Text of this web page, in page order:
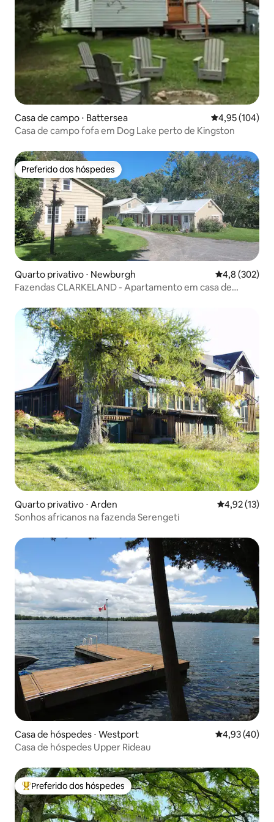
Casa de campo ⋅ Battersea 4,95 de uma
4,95 (104)
Casa de campo fofa em Dog Lake perto de Kingston
Preferido dos hóspedes
Preferido dos hóspedes
Quarto privativo ⋅ Newburgh 4,8 de uma
4,8 (302)
Fazendas CLARKELAND - Apartamento em casa de
Quarto privativo ⋅ Arden 4,92 de uma
4,92 (13)
Sonhos africanos na fazenda Serengeti
Casa de hóspedes ⋅ Westport 4,93 de uma
4,93 (40)
Casa de hóspedes Upper Rideau
Entre os melhores preferidos dos hóspedes
Preferido dos hóspedes